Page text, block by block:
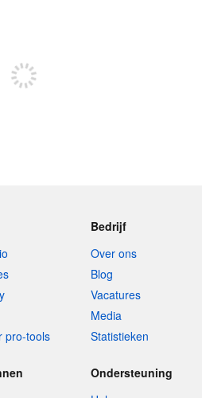
pro-tools
Bedrijf
Over ons
Blog
Vacatures
Media
Statistieken
Ondersteuning